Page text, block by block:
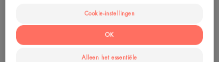
Cookie-instellingen
Alleen het essentiële
OK